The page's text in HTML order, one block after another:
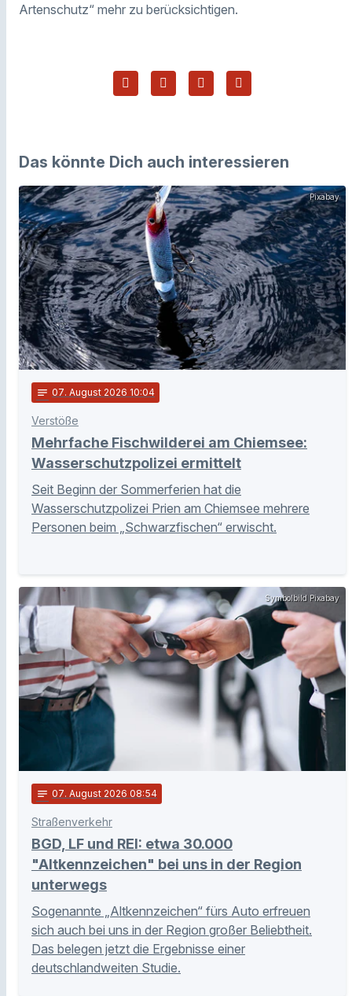
Artenschutz“ mehr zu berücksichtigen.
Das könnte Dich auch interessieren
Pixabay
notes 07. August 2026 10:04
Verstöße
Mehrfache Fischwilderei am Chiemsee:
Wasserschutzpolizei ermittelt
Seit Beginn der Sommerferien hat die
Wasserschutzpolizei Prien am Chiemsee mehrere
Personen beim „Schwarzfischen“ erwischt.
Symbolbild Pixabay
notes 07. August 2026 08:54
Straßenverkehr
BGD, LF und REI: etwa 30.000
"Altkennzeichen" bei uns in der Region
unterwegs
Sogenannte „Altkennzeichen“ fürs Auto erfreuen
sich auch bei uns in der Region großer Beliebtheit.
Das belegen jetzt die Ergebnisse einer
deutschlandweiten Studie.